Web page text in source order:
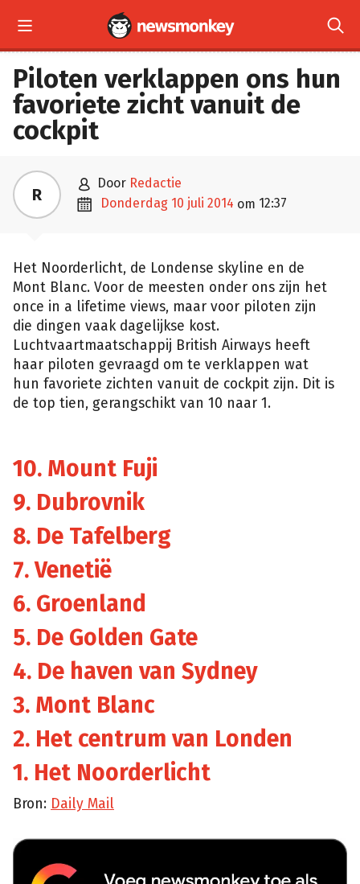
 
Piloten verklappen ons hun
favoriete zicht vanuit de
cockpit
R  door Redactie
 donderdag 10 juli 2014 om 12:37
Het Noorderlicht, de Londense skyline en de
Mont Blanc. Voor de meesten onder ons zijn het
once in a lifetime views, maar voor piloten zijn
die dingen vaak dagelijkse kost.
Luchtvaartmaatschappij British Airways heeft
haar piloten gevraagd om te verklappen wat
hun favoriete zichten vanuit de cockpit zijn. Dit is
de top tien, gerangschikt van 10 naar 1.
10. Mount Fuji
9. Dubrovnik
8. De Tafelberg
7. Venetië
6. Groenland
5. De Golden Gate
4. De haven van Sydney
3. Mont Blanc
2. Het centrum van Londen
1. Het Noorderlicht
Bron: Daily Mail